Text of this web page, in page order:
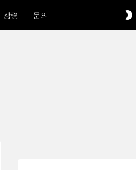
강령 문의